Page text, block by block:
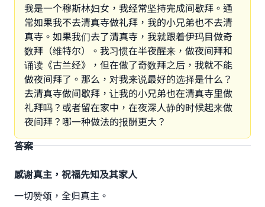
我是一个穆斯林妇女，我经常坚持完成间歇拜。通
常如果我不去清真寺做礼拜，我的小兄弟也不去清
真寺。如果我们去了清真寺，我就跟着伊玛目做奇
数拜（维特尔）。我习惯在半夜醒来，做夜间拜和
诵读《古兰经》，但在做了奇数拜之后，我就不能
做夜间拜了。那么，对我来说最好的选择是什么？
去清真寺做间歇拜，让我的小兄弟也在清真寺里做
礼拜吗？或者留在家中，在夜深人静的时候起来做
夜间拜？哪一种做法的报酬更大？
答案
感谢真主，祝福先知及其家人
一切赞颂，全归真主。